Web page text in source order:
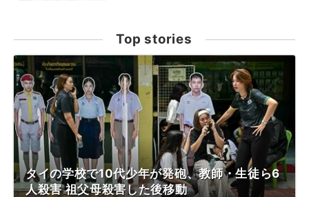
Top stories
タイの学校で10代少年が発砲、教師・生徒ら6
人殺害 祖父母殺害した後移動